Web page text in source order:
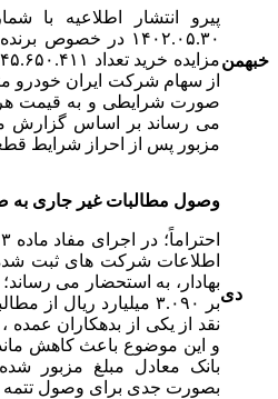
خبهمن
۱۴۰۲.۰۵.۳۰ در
از سهام شرکت ایران خودرو
می رساند بر اساس گزارش
مزبور پس از احراز شرایط
دی
وصول مطالبات غیر جاری به
اطلاعات شرکت های ثبت
بهادار، به استحضار می
بر ۳.۰۹۰ میلیارد ریال
نقد از یکی از بدهکاران
و این موضوع باعث کاهش
بانک معادل مبلغ مزبور
بصورت جدی برای وصول